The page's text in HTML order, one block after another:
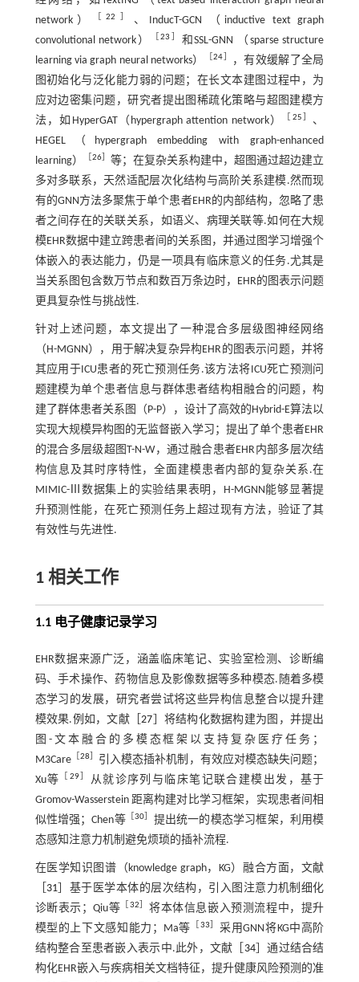
network）
［22
、InducT-GCN （inductive text graph
convolutional network）
［23
和SSL-GNN （sparse structure
learning via graph neural networks）
［24
，有效缓解了全局
图初始化与泛化能力弱的问题；在长文本建图过程中，为
应对边密集问题，研究者提出图稀疏化策略与超图建模方
法，如HyperGAT（hypergraph attention network）
25
、
HEGEL（hypergraph embedding with graph-enhanced
learning）
26］ 等；在复杂关系构建中，超图通过超边建立
多对多联系，天然适配层次化结构与高阶关系建模.然而现
有的GNN方法多聚焦于单个患者EHR的内部结构，忽略了患
者之间存在的关联关系，如语义、病理关联等.如何在大规
模EHR数据中建立跨患者间的关系图，并通过图学习增强个
体嵌入的表达能力，仍是一项具有临床意义的任务.尤其是
当关系图包含数万节点和数百万条边时，EHR的图表示问题
更具复杂性与挑战性.
针对上述问题，本文提出了一种混合多层级图神经网络
（H-MGNN），用于解决复杂异构EHR的图表示问题，并将
其应用于ICU患者的死亡预测任务.该方法将ICU死亡预测问
题建模为单个患者信息与群体患者结构相融合的问题，构
建了群体患者关系图（P-P），设计了高效的Hybrid-E算法以
实现大规模异构图的无监督嵌入学习；提出了单个患者EHR
的混合多层级超图T-N-W，通过融合患者EHR内部多层次结
构信息及其时序特性，全面建模患者内部的复杂关系.在
MIMIC-Ⅲ数据集上的实验结果表明，H-MGNN能够显著提
升预测性能，在死亡预测任务上超过现有方法，验证了其
有效性与先进性.
1 相关工作
1.1 电子健康记录学习
EHR数据来源广泛，涵盖临床笔记、实验室检测、诊断编
码、手术操作、药物信息及影像数据等多种模态.随着多模
态学习的发展，研究者尝试将这些异构信息整合以提升建
模效果.例如，文献［27 ］将结构化数据构建为图，并提出
图-文本融合的多模态框架以支持复杂医疗任务；
M3Care
28
引入模态插补机制，有效应对模态缺失问题；
Xu等
29］ 从就诊序列与临床笔记联合建模出发，基于
Gromov-Wasserstein 距离构建对比学习框架，实现患者间相
似性增强；Chen等［30
提出统一的模态学习框架，利用模
态感知注意力机制避免烦琐的插补流程.
在医学知识图谱（knowledge graph，KG）融合方面，文献
31 ］基于医学本体的层次结构，引入图注意力机制细化
诊断表示；Qiu等
32 ］将本体信息嵌入预测流程中，提升
模型的上下文感知能力；Ma等
33
采用GNN将KG中高阶
结构整合至患者嵌入表示中.此外，文献［ 34］通过结合结
构化EHR嵌入与疾病相关文档特征，提升健康风险预测的准